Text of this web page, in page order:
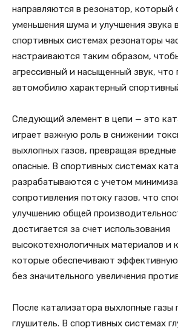
направляются в резонатор, который
уменьшения шума и улучшения звука
спортивных системах резонаторы
настраиваются таким образом,
агрессивный и насыщенный звук, что
автомобилю характерный
Следующий элемент в цепи — это
играет важную роль в снижении
выхлопных газов, превращая
опасные. В спортивных системах
разрабатываются с учетом
сопротивления потоку газов, что
улучшению общей
достигается за счет использования
высокотехнологичных материалов и
которые обеспечивают
без значительного увеличения
После катализатора выхлопные газы
глушитель. В спортивных системах